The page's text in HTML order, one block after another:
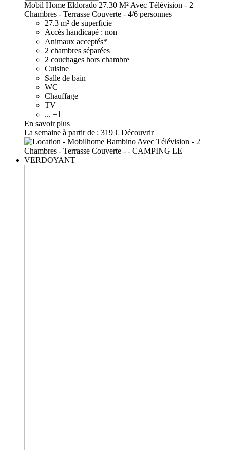
Mobil Home Eldorado 27.30 M² Avec Télévision - 2
Chambres - Terrasse Couverte - 4/6 personnes
27.3 m² de superficie
Accès handicapé : non
Animaux acceptés*
2 chambres séparées
2 couchages hors chambre
Cuisine
Salle de bain
WC
Chauffage
TV
... +1
En savoir plus
La semaine à partir de : 319 € Découvrir